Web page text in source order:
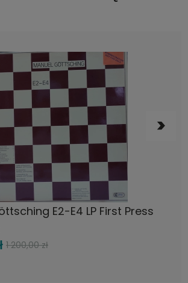
E2-E4 LP First Press
1 200,00 zł
DO KOSZYKA